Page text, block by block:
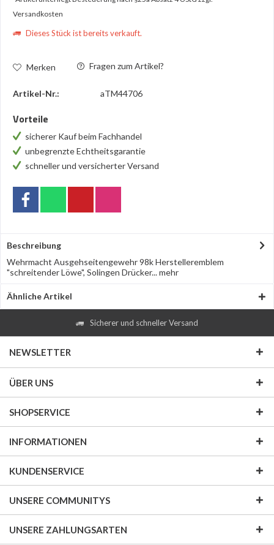
Versandkosten
Dieses Stück ist bereits verkauft.
Merken Fragen zum Artikel?
Artikel-Nr.: aTM44706
Vorteile
sicherer Kauf beim Fachhandel
unbegrenzte Echtheitsgarantie
schneller und versicherter Versand
Beschreibung
Wehrmacht Ausgehseitengewehr 98k Herstelleremblem
"schreitender Löwe", Solingen Drücker...mehr
Ähnliche Artikel
Sicherer und schneller Versand
NEWSLETTER
ÜBER UNS
SHOPSERVICE
INFORMATIONEN
KUNDENSERVICE
UNSERE COMMUNITYS
UNSERE ZAHLUNGSARTEN